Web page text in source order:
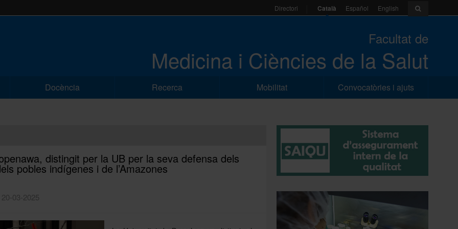
Directori Català Español English
Facultat de
Medicina i Ciències de la Salut
Docència Recerca Mobilitat Convocatòries i ajuts
distingit per la UB per la seva defensa dels
pobles indígenes i de l’Amazones
03-2025